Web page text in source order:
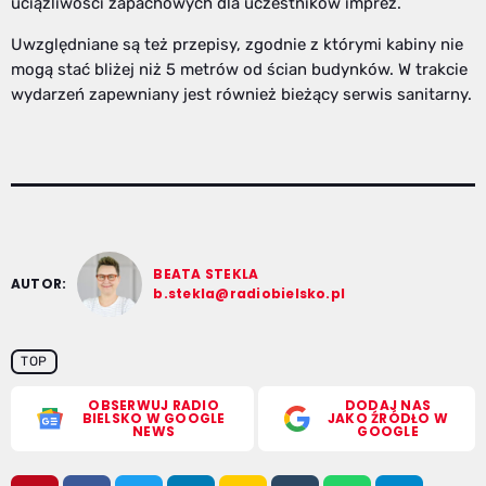
Uwzględniane są też przepisy, zgodnie z którymi kabiny nie
mogą stać bliżej niż 5 metrów od ścian budynków. W trakcie
wydarzeń zapewniany jest również bieżący serwis sanitarny.
AUTOR:
BEATA STEKLA
b.stekla@radiobielsko.pl
TOP
OBSERWUJ RADIO
BIELSKO W GOOGLE
NEWS
DODAJ NAS
JAKO ŹRÓDŁO W
GOOGLE